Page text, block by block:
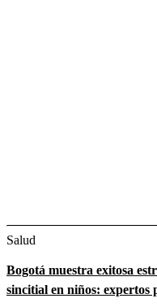
Salud
Bogotá muestra exitosa
sincitial en niños: expertos